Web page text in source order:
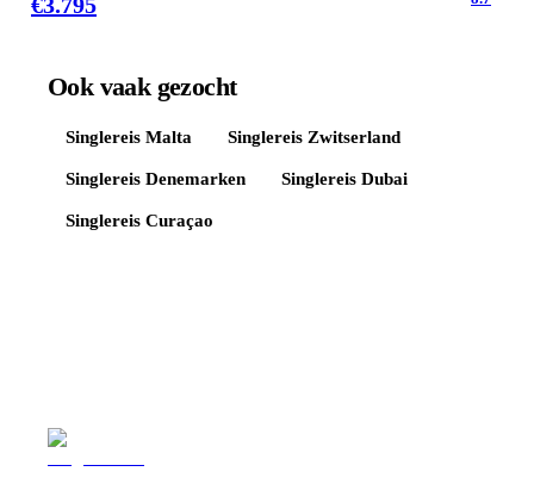
Ook vaak gezocht
Singlereis Malta Singlereis Zwitserland
Singlereis Denemarken Singlereis Dubai
Singlereis Curaçao